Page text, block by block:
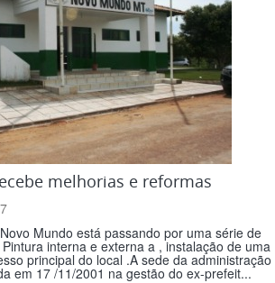
melhorias e reformas
Mundo está passando por uma série de
interna e externa a , instalação de uma
principal do local .A sede da administração
em 17 /11/2001 na gestão do ex-prefeit...